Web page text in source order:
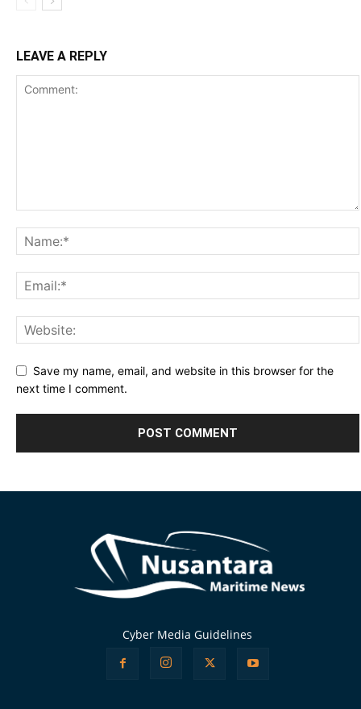
LEAVE A REPLY
Save my name, email, and website in this browser for the
next time I comment.
Cyber Media Guidelines